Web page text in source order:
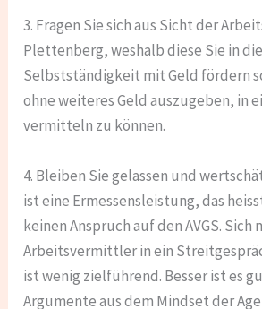
3. Fragen Sie sich aus Sicht der
Plettenberg, weshalb diese Sie in die
Selbstständigkeit mit Geld fördern
ohne weiteres Geld auszugeben, in
vermitteln zu können.
4. Bleiben Sie gelassen und
ist eine Ermessensleistung, das
keinen Anspruch auf den AVGS. Sich
Arbeitsvermittler in ein
ist wenig zielführend. Besser ist es
Argumente aus dem Mindset der